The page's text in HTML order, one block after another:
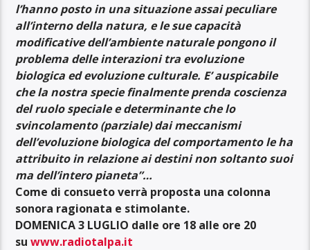
l’hanno posto in una situazione assai peculiare
all’interno della natura, e le sue capacità
modificative dell’ambiente naturale pongono il
problema delle interazioni tra evoluzione
biologica ed evoluzione culturale. E’ auspicabile
che la nostra specie finalmente prenda coscienza
del ruolo speciale e determinante che lo
svincolamento (parziale) dai meccanismi
dell’evoluzione biologica del comportamento le ha
attribuito in relazione ai destini non soltanto suoi
ma dell’intero pianeta”…
Come di consueto verrà proposta una colonna
sonora ragionata e stimolante.
DOMENICA 3 LUGLIO dalle ore 18 alle ore 20
suwww.radiotalpa.it